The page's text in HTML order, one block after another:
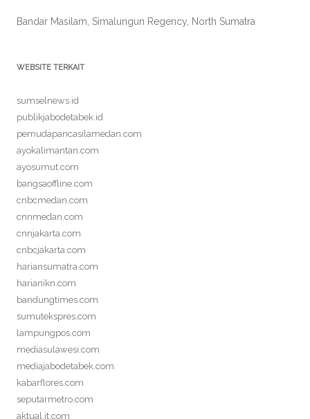
Bandar Masilam, Simalungun Regency, North Sumatra
WEBSITE TERKAIT
sumselnews.id
publikjabodetabek.id
pemudapancasilamedan.com
ayokalimantan.com
ayosumut.com
bangsaoffline.com
cnbcmedan.com
cnnmedan.com
cnnjakarta.com
cnbcjakarta.com
hariansumatra.com
harianikn.com
bandungtimes.com
sumutekspres.com
lampungpos.com
mediasulawesi.com
mediajabodetabek.com
kabarflores.com
seputarmetro.com
aktual.it.com